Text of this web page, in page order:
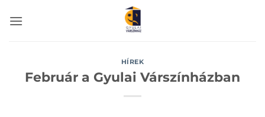
HÍREK
Február a Gyulai Várszínházban